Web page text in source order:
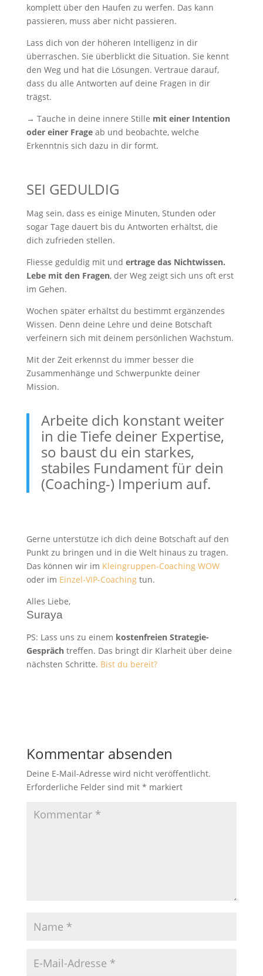
komplett über den Haufen zu werfen. Das kann
passieren, muss aber nicht passieren.
Lass dich von der höheren Intelligenz in dir
überraschen. Sie überblickt die Situation. Sie kennt
den Weg und hat die Lösungen. Vertraue darauf,
dass du alle Antworten auf deine Fragen in dir
trägst.
→ Tauche in deine innere Stille mit einer Intention
oder einer Frageab und beobachte, welche
Erkenntnis sich dazu in dir formt.
SEI GEDULDIG
Mag sein, dass es einige Minuten, Stunden oder
sogar Tage dauert bis du Antworten erhältst, die
dich zufrieden stellen.
Fliesse geduldig mit und ertrage das Nichtwissen.
Lebe mit den Fragen, der Weg zeigt sich uns oft erst
im Gehen.
Wochen später erhältst du bestimmt ergänzendes
Wissen. Denn deine Lehre und deine Botschaft
verfeinern sich mit deinem persönlichen Wachstum.
Mit der Zeit erkennst du immer besser die
Zusammenhänge und Schwerpunkte deiner
Mission.
Arbeite dich konstant weiter
in die Tiefe deiner Expertise,
so baust du ein starkes,
stabiles Fundament für dein
(Coaching-) Imperium auf.
Gerne unterstütze ich dich deine Botschaft auf den
Punkt zu bringen und in die Welt hinaus zu tragen.
Das können wir im Kleingruppen-Coaching WOW
oder im Einzel-VIP-Coachingtun.
Alles Liebe,
Suraya
PS: Lass uns zu einem kostenfreien Strategie-
Gesprächtreffen. Das bringt dir Klarheit über deine
nächsten Schritte. Bist du bereit?
Kommentar absenden
Deine E-Mail-Adresse wird nicht veröffentlicht.
Erforderliche Felder sind mit * markiert